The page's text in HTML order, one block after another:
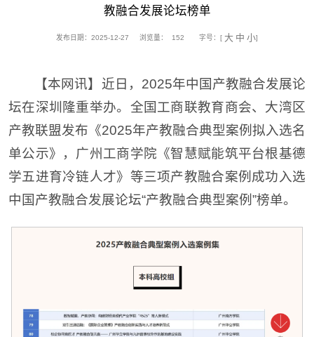
教融合发展论坛榜单
发布日期：2025-12-27 浏览量： 152 字号：[ 大 中 小]
【本网讯】近日，2025年中国产教融合发展论
坛在深圳隆重举办。全国工商联教育商会、大湾区
产教联盟发布《2025年产教融合典型案例拟入选名
单公示》，广州工商学院《智慧赋能筑平台根基德
学五进育冷链人才》等三项产教融合案例成功入选
中国产教融合发展论坛“产教融合典型案例”榜单。